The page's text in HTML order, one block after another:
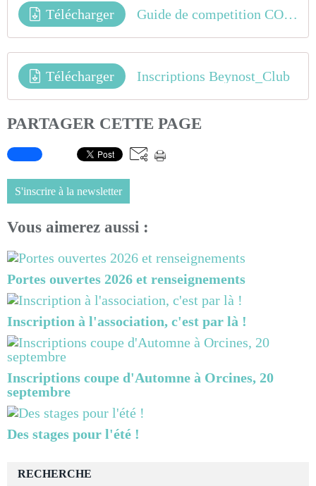
Télécharger Guide de competition COUPE AURA #2 BEYNOST(2)
Télécharger Inscriptions Beynost_Club
PARTAGER CETTE PAGE
S'inscrire à la newsletter
Vous aimerez aussi :
Portes ouvertes 2026 et renseignements
Inscription à l'association, c'est par là !
Inscriptions coupe d'Automne à Orcines, 20
septembre
Des stages pour l'été !
RECHERCHE